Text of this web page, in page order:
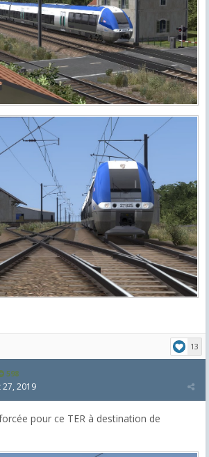
13
598
27, 2019
pour ce TER à destination de